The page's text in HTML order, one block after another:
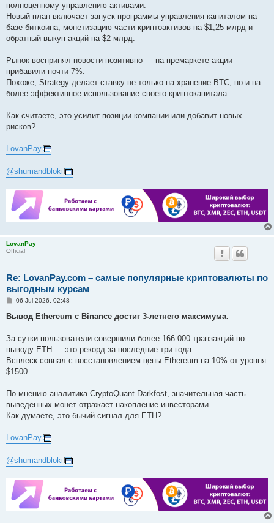
полноценному управлению активами.
Новый план включает запуск программы управления капиталом на
базе биткоина, монетизацию части криптоактивов на $1,25 млрд и
обратный выкуп акций на $2 млрд.
Рынок воспринял новости позитивно — на премаркете акции
прибавили почти 7%.
Похоже, Strategy делает ставку не только на хранение BTC, но и на
более эффективное использование своего криптокапитала.
Как считаете, это усилит позиции компании или добавит новых
рисков?
LovanPay
@shumandbloki
LovanPay
Official
Re: LovanPay.com – самые популярные криптовалюты по
выгодным курсам
P
s
06 Jul 2026, 02:48
Вывод Ethereum с Binance достиг 3-летнего максимума.
За сутки пользователи совершили более 166 000 транзакций по
выводу ETH — это рекорд за последние три года.
Всплеск совпал с восстановлением цены Ethereum на 10% от уровня
$1500.
По мнению аналитика CryptoQuant Darkfost, значительная часть
выведенных монет отражает накопление инвесторами.
Как думаете, это бычий сигнал для ETH?
LovanPay
@shumandbloki